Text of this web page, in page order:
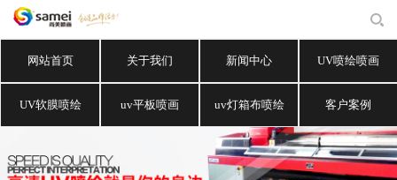
网站首页 关于我们 新闻中心 UV喷绘喷画
UV软膜喷绘 uv平板喷画 uv灯箱布喷绘 客户案例